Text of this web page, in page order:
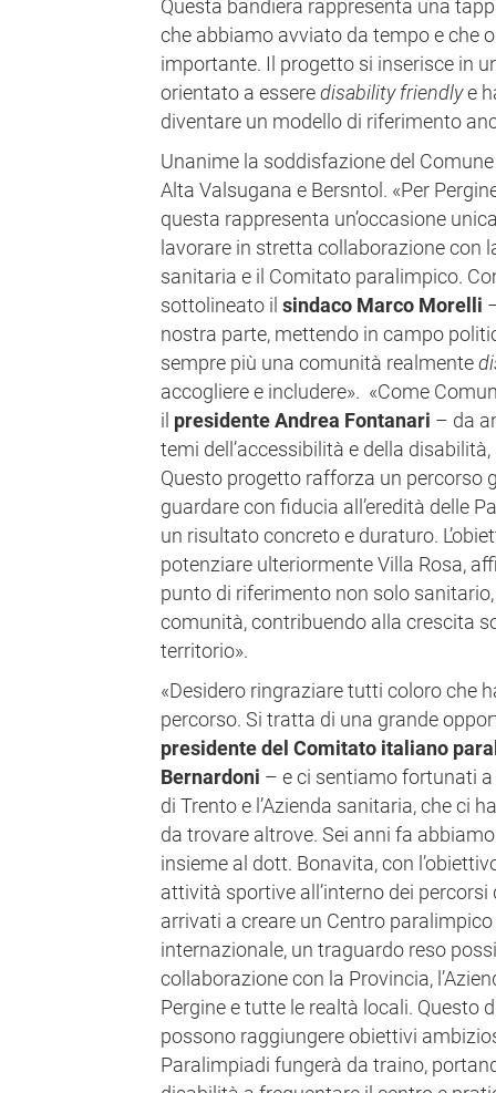
Questa bandiera rappresenta una
che abbiamo avviato da tempo e che
importante. Il progetto si inserisce in
orientato a esseredisability friendlye
diventare un modello di riferimento
Unanime la soddisfazione del
Alta Valsugana e Bersntol. «Per
questa rappresenta un’occasione
lavorare in stretta collaborazione con
sanitaria e il Comitato paralimpico.
sottolineato il sindaco Marco Morelli
nostra parte, mettendo in campo
sempre più una comunità realmente
accogliere e includere». «Come
il presidente Andrea Fontanari – da
temi dell’accessibilità e della
Questo progetto rafforza un percorso
guardare con fiducia all’eredità delle
un risultato concreto e duraturo.
potenziare ulteriormente Villa Rosa,
punto di riferimento non solo sanitario,
comunità, contribuendo alla crescita
territorio».
«Desidero ringraziare tutti coloro che
percorso. Si tratta di una grande
presidente del Comitato italiano
Bernardoni – e ci sentiamo fortunati
di Trento e l’Azienda sanitaria, che ci
da trovare altrove. Sei anni fa
insieme al dott. Bonavita, con
attività sportive all’interno dei
arrivati a creare un Centro
internazionale, un traguardo reso
collaborazione con la Provincia,
Pergine e tutte le realtà locali. Questo
possono raggiungere obiettivi
Paralimpiadi fungerà da traino,